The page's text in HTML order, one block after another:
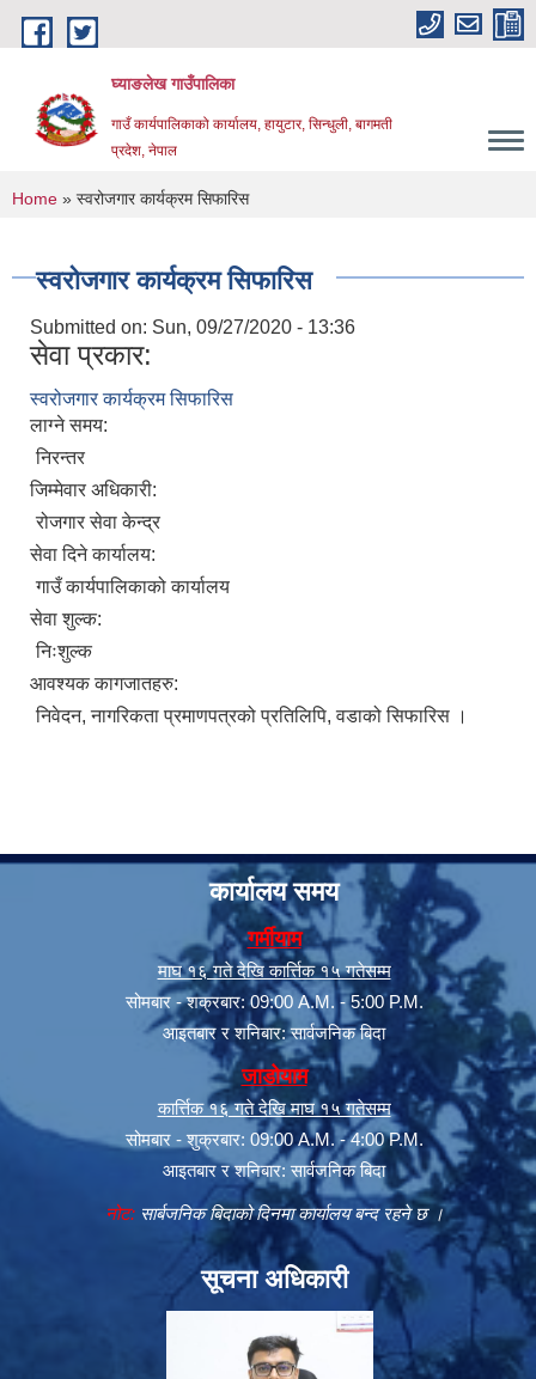
Skip to main content
घ्याङलेख गाउँपालिका
गाउँ कार्यपालिकाको कार्यालय, हायुटार, सिन्धुली, बागमती
प्रदेश, नेपाल
You are here
Home » स्वरोजगार कार्यक्रम सिफारिस
स्वरोजगार कार्यक्रम सिफारिस
Submitted on: Sun, 09/27/2020 - 13:36
सेवा प्रकार:
स्वरोजगार कार्यक्रम सिफारिस
लाग्ने समय:
निरन्तर
जिम्मेवार अधिकारी:
रोजगार सेवा केन्द्र
सेवा दिने कार्यालय:
गाउँ कार्यपालिकाको कार्यालय
सेवा शुल्क:
निःशुल्क
आवश्यक कागजातहरु:
निवेदन, नागरिकता प्रमाणपत्रको प्रतिलिपि, वडाको सिफारिस ।
कार्यालय समय
गर्मीयाम
माघ १६ गते देखि कार्त्तिक १५ गतेसम्म
सोमबार - शक्रबार: 09:00 A.M. - 5:00 P.M.
आइतबार र शनिबार: सार्वजनिक बिदा
जाडोयाम
कार्त्तिक १६ गते देखि माघ १५ गतेसम्म
सोमबार - शुक्रबार: 09:00 A.M. - 4:00 P.M.
आइतबार र शनिबार: सार्वजनिक बिदा
नोट:सार्बजनिक बिदाको दिनमा कार्यालय बन्द रहने छ ।
सूचना अधिकारी